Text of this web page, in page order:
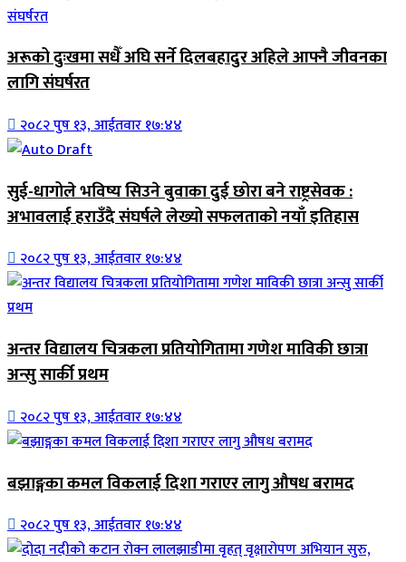
अरूको दुःखमा सधैँ अघि सर्ने दिलबहादुर अहिले आफ्नै जीवनका
लागि संघर्षरत
२०८२ पुष १३, आईतवार १७:४४
सुई-धागोले भविष्य सिउने बुवाका दुई छोरा बने राष्ट्रसेवक :
अभावलाई हराउँदै संघर्षले लेख्यो सफलताको नयाँ इतिहास
२०८२ पुष १३, आईतवार १७:४४
अन्तर विद्यालय चित्रकला प्रतियोगितामा गणेश माविकी छात्रा
अन्सु सार्की प्रथम
२०८२ पुष १३, आईतवार १७:४४
बझाङ्गका कमल विकलाई दिशा गराएर लागु औषध बरामद
२०८२ पुष १३, आईतवार १७:४४